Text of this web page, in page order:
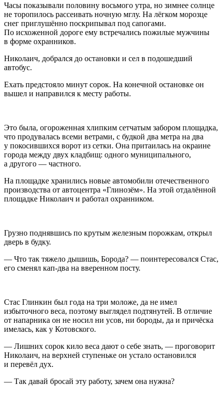
Часы показывали половину восьмого утра, но зимнее солнце
не торопилось рассеивать ночную мглу. На лёгком морозце
снег приглушённо поскрипывал под сапогами.
По исхоженной дороге ему встречались пожилые мужчины
в форме охранников.
Николаич, добрался до остановки и сел в подошедший
автобус.
Ехать предстояло минут сорок. На конечной остановке он
вышел и направился к месту работы.
Это была, огороженная хлипким сетчатым забором площадка,
что продувалась всеми ветрами, с будкой два метра на два
у покосившихся ворот из сетки. Она притаилась на окраине
города между двух кладбищ: одного муниципального,
а другого — частного.
На площадке хранились новые автомобили отечественного
производства от автоцентра «Глинозём». На этой отдалённой
площадке Николаич и работал охранником.
Грузно поднявшись по крутым железным порожкам, открыл
дверь в будку.
— Что так тяжело дышишь, Борода? — поинтересовался Стас,
его сменял кап-два на вверенном посту.
Стас Глинкин был года на три моложе, да не имел
избыточного веса, поэтому выглядел подтянутей. В отличие
от напарника он не носил ни усов, ни бороды, да и причёска
имелась, как у Котовского.
— Лишних сорок кило веса дают о себе знать, — проговорит
Николаич, на верхней ступеньке он устало остановился
и перевёл дух.
— Так давай бросай эту работу, зачем она нужна?